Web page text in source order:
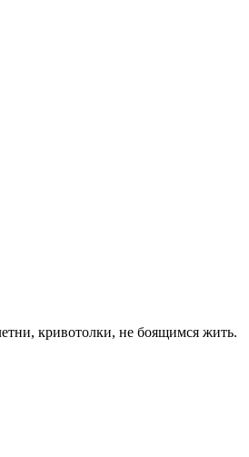
кривотолки, не боящимся жить.